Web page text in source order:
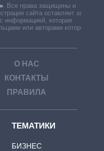
Все права защищены и
сайта оставляет за
информацией, которая
или авторами которой
О НАС
КОНТАКТЫ
ПРАВИЛА
ТЕМАТИКИ
БИЗНЕС